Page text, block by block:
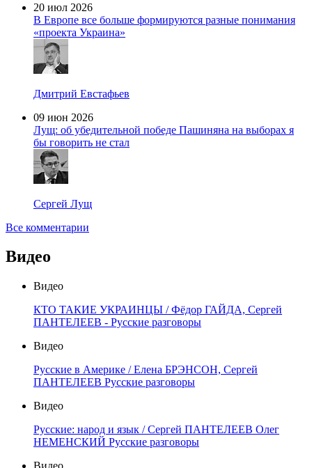
20 июл 2026
В Европе все больше формируются разные понимания
«проекта Украина»
Дмитрий Евстафьев
09 июн 2026
Лущ: об убедительной победе Пашиняна на выборах я
бы говорить не стал
Сергей Лущ
Все комментарии
Видео
Видео
КТО ТАКИЕ УКРАИНЦЫ / Фёдор ГАЙДА, Сергей
ПАНТЕЛЕЕВ - Русские разговоры
Видео
Русские в Америке / Елена БРЭНСОН, Сергей
ПАНТЕЛЕЕВ Русские разговоры
Видео
Русские: народ и язык / Сергей ПАНТЕЛЕЕВ Олег
НЕМЕНСКИЙ Русские разговоры